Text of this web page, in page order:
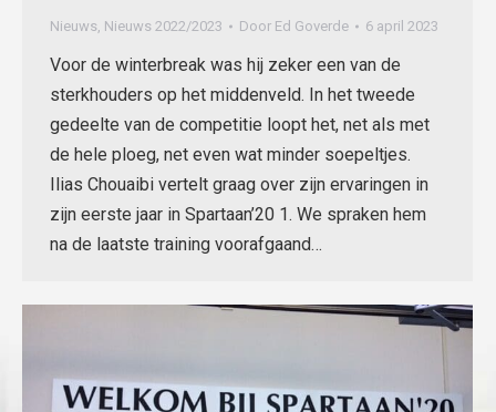
Nieuws, Nieuws 2022/2023 Door Ed Goverde 6 april 2023
Voor de winterbreak was hij zeker een van de
sterkhouders op het middenveld. In het tweede
gedeelte van de competitie loopt het, net als met
de hele ploeg, net even wat minder soepeltjes.
Ilias Chouaibi vertelt graag over zijn ervaringen in
zijn eerste jaar in Spartaan’20 1. We spraken hem
na de laatste training voorafgaand…